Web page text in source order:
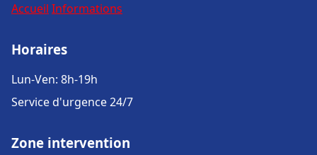
Accueil Informations
Horaires
Lun-Ven: 8h-19h
Service d'urgence 24/7
Zone intervention